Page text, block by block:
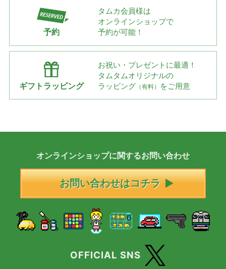
予約
タムカ会員様は
オンラインショップで
予約が可能！
ギフトラッピング
お祝い・プレゼントに最適！
タムタムオリジナルの
ラッピング （有料） をご用意
オンラインショップに関するお問い合わせ
お問い合わせはコチラ
OFFICIAL SNS